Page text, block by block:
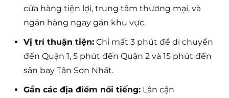
cửa hàng tiện lợi, trung tâm thương mại, và
ngân hàng ngay gần khu vực.
Vị trí thuận tiện:Chỉ mất 3 phút để di chuyển
đến Quận 1, 5 phút đến Quận 2 và 15 phút đến
sân bay Tân Sơn Nhất.
Gần các địa điểm nổi tiếng:Lân cận